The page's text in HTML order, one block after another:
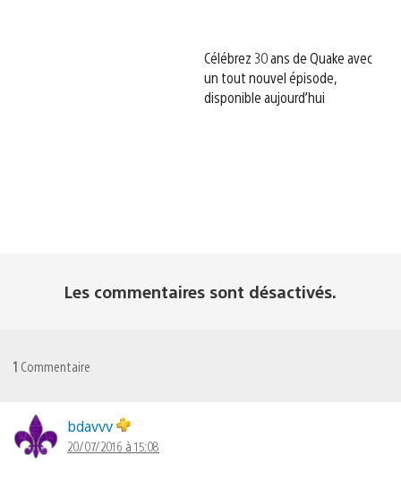
Célébrez 30 ans de Quake avec
un tout nouvel épisode,
disponible aujourd’hui
Les commentaires sont désactivés.
1 Commentaire
bdavvv
20/07/2016 à 15:08